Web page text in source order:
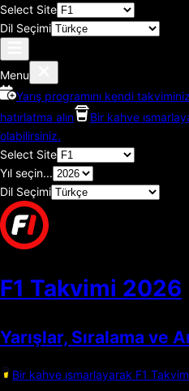
Select Site
Dil Seçimi
Menu
Yarış programını kendi
hatırlatma alın
Bir kahve
olabilirsiniz.
Select Site
Yıl seçin...
Dil Seçimi
F1 Takvimi 2026
Yarışlar, Sıralama ve
Bir kahve ısmarlayarak F1